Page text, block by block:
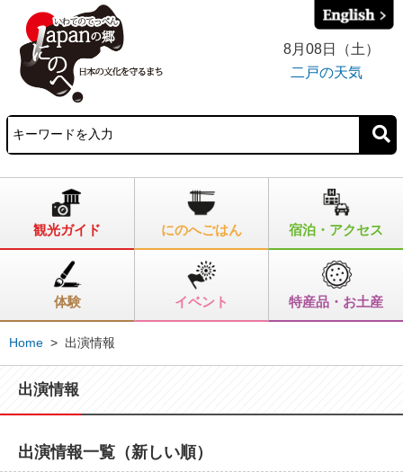
8月08日（土）
二戸の天気
観光ガイド にのへごはん 宿泊・アクセス
体験 イベント 特産品・お土産
Home > 出演情報
出演情報
出演情報一覧（新しい順）